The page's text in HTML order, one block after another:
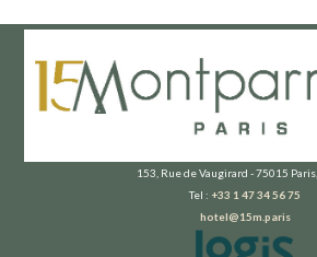
153, Rue de Vaugirard - 75015
Tel : +33 1 47 34 56 75
hotel@15m.paris